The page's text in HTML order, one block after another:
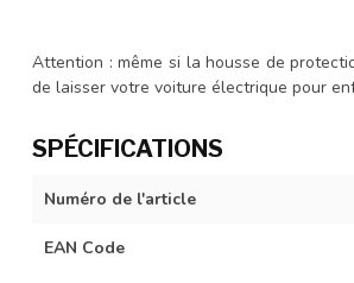
Attention : même si la housse de
de laisser votre voiture électrique pour
SPÉCIFICATIONS
Numéro de l'article
EAN Code